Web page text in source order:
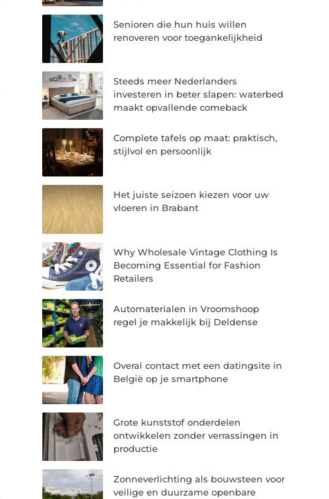
Senioren die hun huis willen
renoveren voor toegankelijkheid
Steeds meer Nederlanders
investeren in beter slapen: waterbed
maakt opvallende comeback
Complete tafels op maat: praktisch,
stijlvol en persoonlijk
Het juiste seizoen kiezen voor uw
vloeren in Brabant
Why Wholesale Vintage Clothing Is
Becoming Essential for Fashion
Retailers
Automaterialen in Vroomshoop
regel je makkelijk bij Deldense
Overal contact met een datingsite in
België op je smartphone
Grote kunststof onderdelen
ontwikkelen zonder verrassingen in
productie
Zonneverlichting als bouwsteen voor
veilige en duurzame openbare